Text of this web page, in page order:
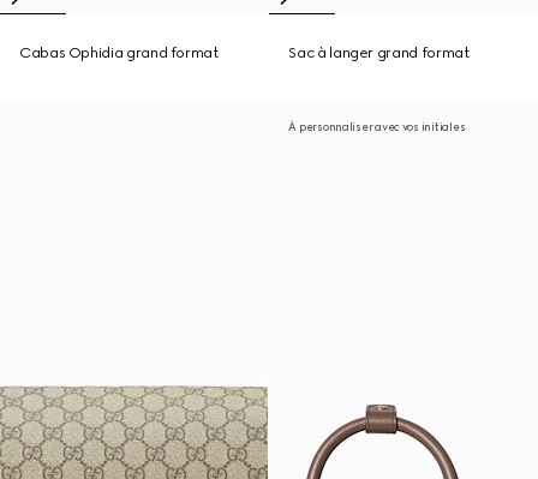
Cabas Ophidia grand format Sac à langer grand format
À personnaliser avec vos initiales